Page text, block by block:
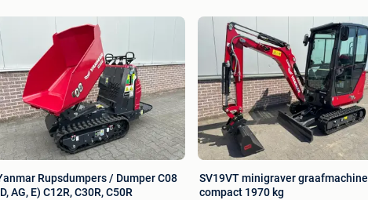
shovel zoals: AX700, AS600, AS750, AS850,
Schaeff, Terex, Ahlman, Mecalac, Volvo, Cat, Giant,
Paus, Avant, Eurotrac, Doosan, JCB, Wacker
Yanmar, Mustang, Pitbull, XCMG, Mitsubishi,
onze verhuurvloot: Movanta verhuur. Kijk op onze
Rupsdumpers / Dumper C08
AG, E) C12R, C30R, C50R
SV19VT minigraver graafmachine
compact 1970 kg